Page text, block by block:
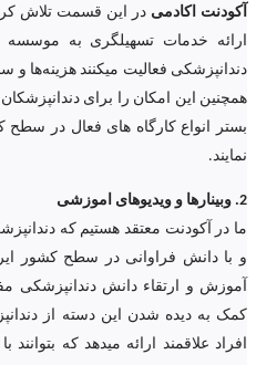
آکودنت اکادمی در این قسمت تلاش
ارائه خدمات تسهیلگری به
دندانپزشکی فعالیت میکنند هزینه‌ها و
همچنین این امکان را برای دندانپزشکان
بستر انواع کارگاه های فعال در سطح
نمایند.
2. وبینارها و ویدیوهای اموزشی
ما در آکودنت معتقد هستیم که
و با دانش فراوانی در سطح کشور
آموزش و ارتقاء دانش دندانپزشکی
کمک به دیده شدن این دسته از
افراد علاقمند ارائه میدهد که